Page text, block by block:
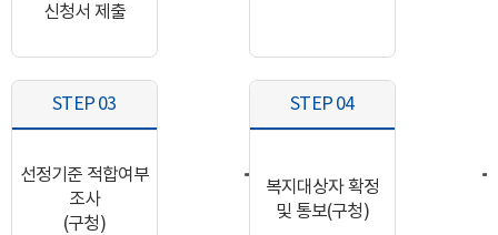
신청서 제출
STEP 03
선정기준 적합여부
조사
(구청)
STEP 04
복지대상자 확정
및 통보(구청)